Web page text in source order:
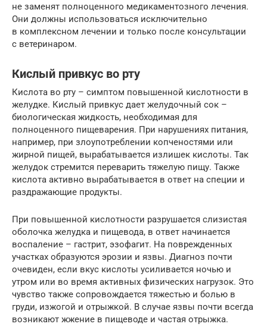
не заменят полноценного медикаментозного лечения.
Они должны использоваться исключительно
в комплексном лечении и только после консультации
с ветеринаром.
Кислый привкус во рту
Кислота во рту – симптом повышенной кислотности в
желудке. Кислый привкус дает желудочный сок –
биологическая жидкость, необходимая для
полноценного пищеварения. При нарушениях питания,
например, при злоупотреблении копченостями или
жирной пищей, вырабатывается излишек кислоты. Так
желудок стремится переварить тяжелую пищу. Также
кислота активно вырабатывается в ответ на специи и
раздражающие продукты.
При повышенной кислотности разрушается слизистая
оболочка желудка и пищевода, в ответ начинается
воспаление – гастрит, эзофагит. На поврежденных
участках образуются эрозии и язвы. Диагноз почти
очевиден, если вкус кислоты усиливается ночью и
утром или во время активных физических нагрузок. Это
чувство также сопровождается тяжестью и болью в
груди, изжогой и отрыжкой. В случае язвы почти всегда
возникают жжение в пищеводе и частая отрыжка.